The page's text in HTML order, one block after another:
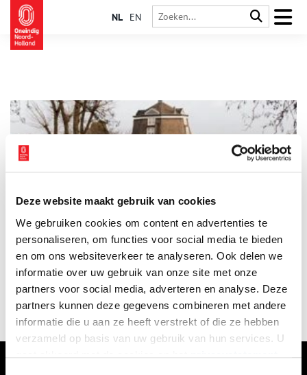
Deze website maakt gebruik van cookies
We gebruiken cookies om content en advertenties te
personaliseren, om functies voor social media te bieden
en om ons websiteverkeer te analyseren. Ook delen we
informatie over uw gebruik van onze site met onze
partners voor social media, adverteren en analyse. Deze
partners kunnen deze gegevens combineren met andere
informatie die u aan ze heeft verstrekt of die ze hebben
verzameld op basis van uw gebruik van hun services. U
NL EN
Fietsend of wandelend over de Rondehoep West langs de rivier
zie je in de buurt van Nes aan de Amstel een molenstomp. Niet
tegen de dijk aangeplakt, maar wat bescheiden teruggetrokken
in de polder. De Nessermolen staat op 120 meter van de
Amstel aan het eind van een (nu gedempte) opvaart.